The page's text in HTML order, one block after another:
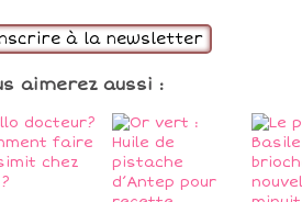
à la newsletter
aimerez aussi :